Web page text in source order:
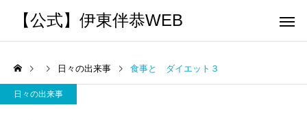
【公式】伊東伴恭WEB
日々の出来事 食事と ダイエット３
日々の出来事